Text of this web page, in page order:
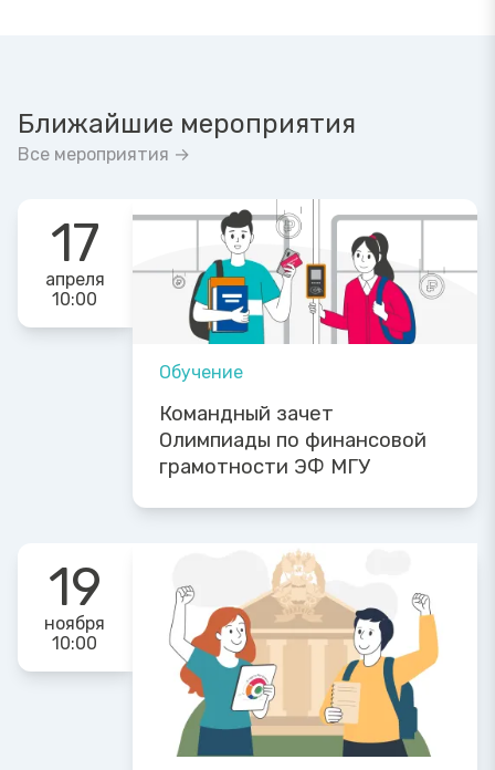
Ближайшие мероприятия
Все мероприятия →
17
апреля
10:00
Обучение
Командный зачет
Олимпиады по финансовой
грамотности ЭФ МГУ
19
ноября
10:00